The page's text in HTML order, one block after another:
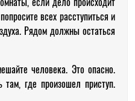
всех расступиться и
Рядом должны остаться
человека. Это опасно.
там, где произошел приступ.